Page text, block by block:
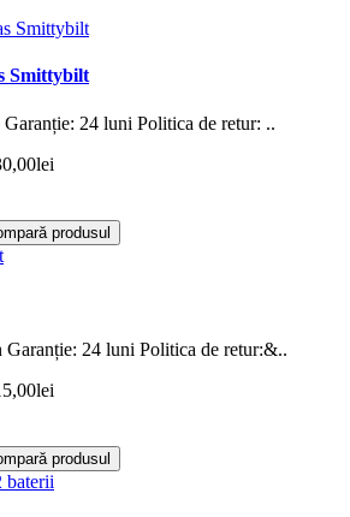
Smittybilt
24 luni Politica de retur: ..
produsul
24 luni Politica de retur:&..
produsul